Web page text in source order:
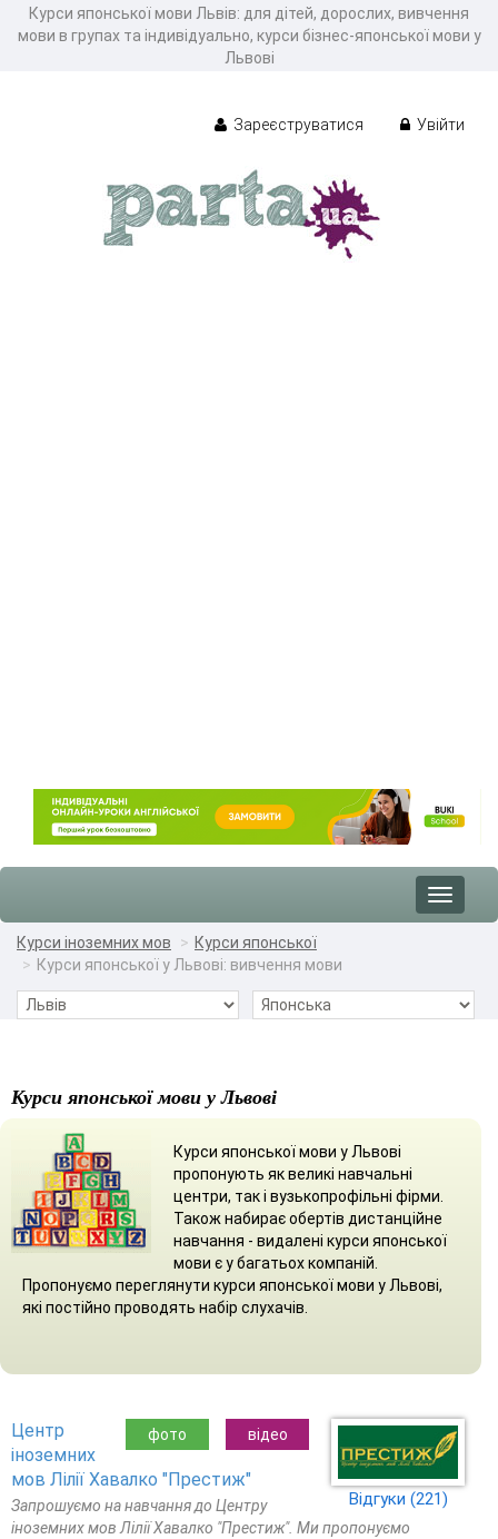
Курси японської мови Львів: для дітей, дорослих, вивчення
мови в групах та індивідуально, курси бізнес-японської мови у
Львові
Зареєструватися Увійти
Toggle
Курси іноземних мов
Курси японської
Курси японської у Львові: вивчення мови
Курси японської мови у Львові
Курси японської мови у Львові
пропонують як великі навчальні
центри, так і вузькопрофільні фірми.
Також набирає обертів дистанційне
навчання - видалені курси японської
мови є у багатьох компаній.
Пропонуємо переглянути курси японської мови у Львові,
які постійно проводять набір слухачів.
Відгуки (221)
відео
фото
Центр
іноземних
мов Лілії Хавалко "Престиж"
Запрошуємо на навчання до Центру
іноземних мов Лілії Хавалко "Престиж". Ми пропонуємо